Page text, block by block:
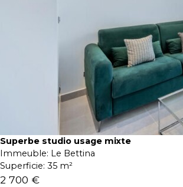
Superbe studio usage mixte
Immeuble: Le Bettina
Superficie: 35 m²
2 700 €